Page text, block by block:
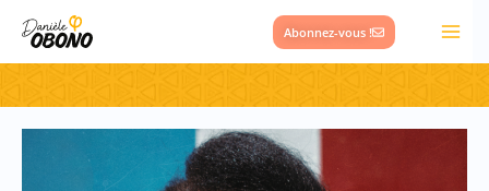
contenu
Abonnez-vous !
PagePagePagePagePage